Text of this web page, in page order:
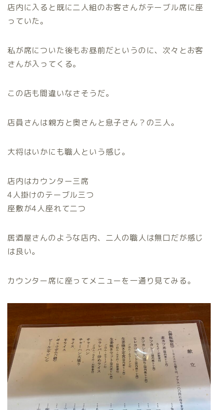
店内に入ると既に二人組のお客さんがテーブル席に座
っていた。
私が席についた後もお昼前だというのに、次々とお客
さんが入ってくる。
この店も間違いなさそうだ。
店員さんは親方と奥さんと息子さん？の三人。
大将はいかにも職人という感じ。
店内はカウンター三席
4人掛けのテーブル三つ
座敷が4人座れて二つ
居酒屋さんのような店内、二人の職人は無口だが感じ
は良い。
カウンター席に座ってメニューを一通り見てみる。